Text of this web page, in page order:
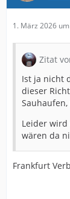
1. März 2026
Zitat
Ist ja nicht
dieser
Leider
wären da
Frankfurt